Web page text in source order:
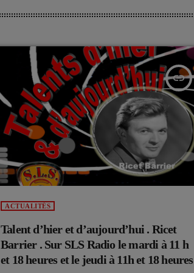
insert_link
ACTUALITÉS
Talent d’hier et d’aujourd’hui . Ricet
Barrier . Sur SLS Radio le mardi à 11 h
et 18 heures et le jeudi à 11h et 18 heures